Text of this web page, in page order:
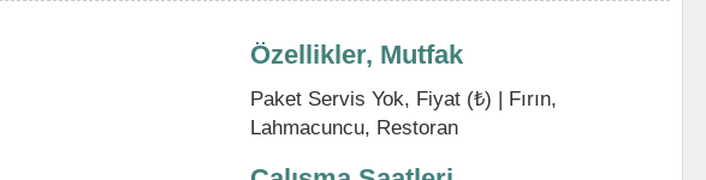
Özellikler, Mutfak
Paket Servis Yok, Fiyat (₺) | Fırın,
Lahmacuncu, Restoran